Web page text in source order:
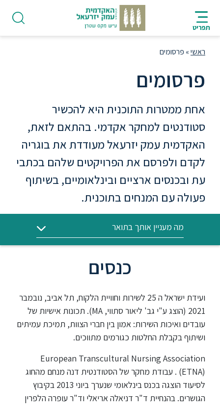
לתוכן
מרכזי
העמוד
תפריט
HE
פודקאסט
תואר
ראשון
אנגלית
ועברית
המרכז
הקדם
אקדמי
לימודי
חוץ
והמשך
ראשי» פרסומים
פרסומים
אחת ממטרות התוכנית היא להכשיר
סטודנטים למחקר אקדמי. בהתאם לזאת,
האקדמית עמק יזרעאל מעודדת את בוגריה
לקדם ולפרסם את הפרויקטים שלהם בכתבי
עת ובכנסים ארציים ובינלאומיים, בשיתוף
פעולה עם המנחים בתוכנית.
מה מעניין אותך בתואר
כנסים
ועידת ישראל ה 25 לשירות וחוויית הלקוח, תל אביב, נובמבר
2021 (הוצג ע"י גב' ליאור סתווי, MA). תכונות אישיות של
עובדים ואיכות השירות: אמון בין חברי הצוות, תמיכת עמיתים
ושיתוף בקבלת החלטות כגורמים מתווכים.
European Transcultural Nursing Association
(ETNA) . עבודת מחקר של הסטודנטית דנה מנחם מהחוג
לסיעוד הוצגה בכנס בינלאומי שנערך ביוני 2013 בקיבוץ
הגושרים. בהנחיית ד"ר דניאלה אריאלי וד"ר עופרה הלפרין